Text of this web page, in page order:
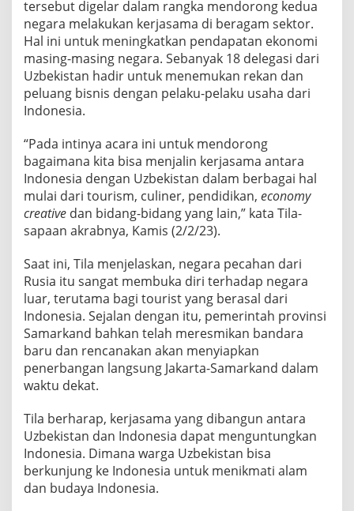
tersebut digelar dalam rangka mendorong kedua
negara melakukan kerjasama di beragam sektor.
Hal ini untuk meningkatkan pendapatan ekonomi
masing-masing negara. Sebanyak 18 delegasi dari
Uzbekistan hadir untuk menemukan rekan dan
peluang bisnis dengan pelaku-pelaku usaha dari
Indonesia.
“Pada intinya acara ini untuk mendorong
bagaimana kita bisa menjalin kerjasama antara
Indonesia dengan Uzbekistan dalam berbagai hal
mulai dari tourism, culiner, pendidikan, economy
creative dan bidang-bidang yang lain,” kata Tila-
sapaan akrabnya, Kamis (2/2/23).
Saat ini, Tila menjelaskan, negara pecahan dari
Rusia itu sangat membuka diri terhadap negara
luar, terutama bagi tourist yang berasal dari
Indonesia. Sejalan dengan itu, pemerintah provinsi
Samarkand bahkan telah meresmikan bandara
baru dan rencanakan akan menyiapkan
penerbangan langsung Jakarta-Samarkand dalam
waktu dekat.
Tila berharap, kerjasama yang dibangun antara
Uzbekistan dan Indonesia dapat menguntungkan
Indonesia. Dimana warga Uzbekistan bisa
berkunjung ke Indonesia untuk menikmati alam
dan budaya Indonesia.